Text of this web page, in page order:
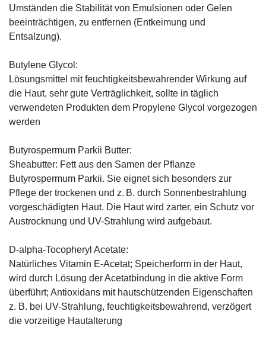
Umständen die Stabilität von Emulsionen oder Gelen
beeinträchtigen, zu entfernen (Entkeimung und
Entsalzung).
Butylene Glycol:
Lösungsmittel mit feuchtigkeitsbewahrender Wirkung auf
die Haut, sehr gute Verträglichkeit, sollte in täglich
verwendeten Produkten dem Propylene Glycol vorgezogen
werden
Butyrospermum Parkii Butter:
Sheabutter: Fett aus den Samen der Pflanze
Butyrospermum Parkii. Sie eignet sich besonders zur
Pflege der trockenen und z. B. durch Sonnenbestrahlung
vorgeschädigten Haut. Die Haut wird zarter, ein Schutz vor
Austrocknung und UV-Strahlung wird aufgebaut.
D-alpha-Tocopheryl Acetate:
Natürliches Vitamin E-Acetat; Speicherform in der Haut,
wird durch Lösung der Acetatbindung in die aktive Form
überführt; Antioxidans mit hautschützenden Eigenschaften
z. B. bei UV-Strahlung, feuchtigkeitsbewahrend, verzögert
die vorzeitige Hautalterung